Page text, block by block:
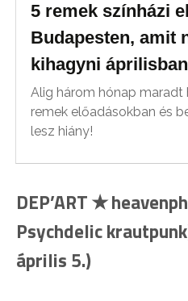
5 remek színházi
Budapesten, amit
kihagyni áprilisban
Alig három hónap maradt
remek előadásokban és
lesz hiány!
DEP’ART ✭
Psychdelic
április 5.)